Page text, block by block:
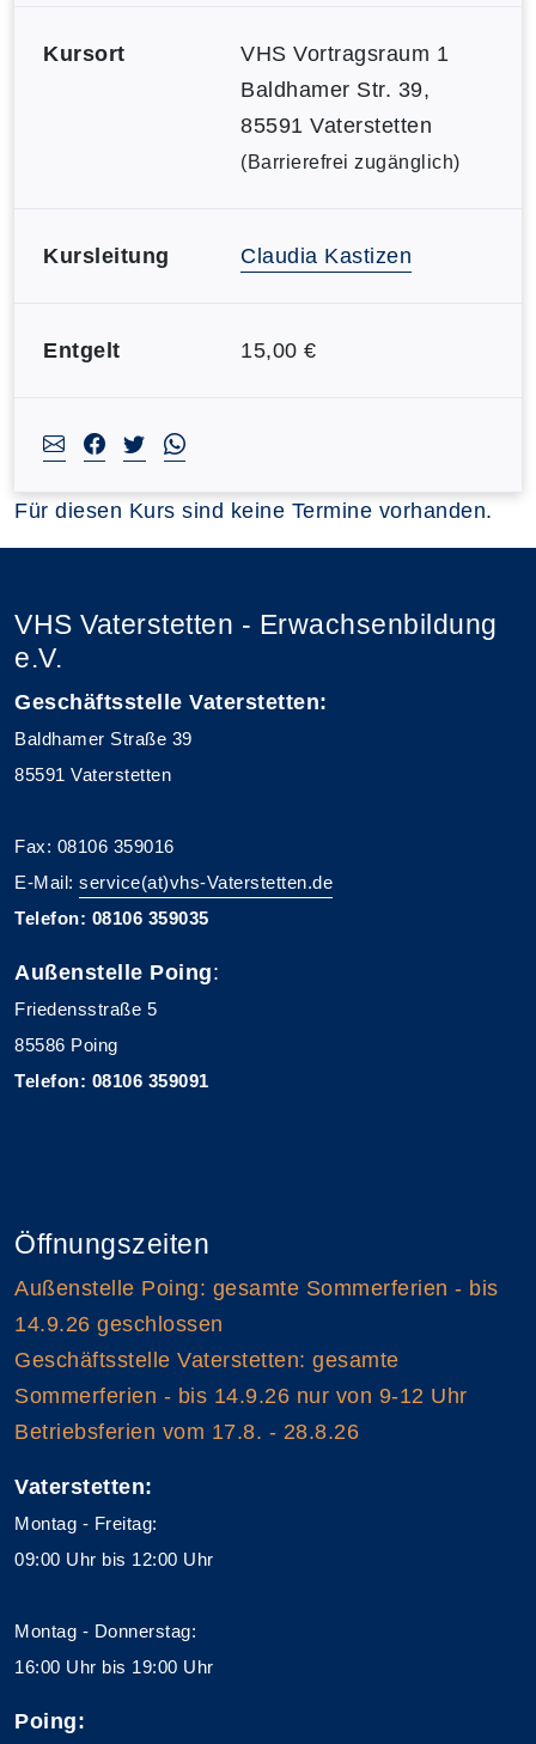
Kursort
VHS Vortragsraum 1
Baldhamer Str. 39,
85591 Vaterstetten
(Barrierefrei zugänglich)
Kursleitung Claudia Kastizen
Entgelt 15,00 €
Für diesen Kurs sind keine Termine vorhanden.
VHS Vaterstetten - Erwachsenbildung
e.V.
Geschäftsstelle Vaterstetten:
Baldhamer Straße 39
85591 Vaterstetten
Fax: 08106 359016
E-Mail: service(at)vhs-Vaterstetten.de
Telefon: 08106 359035
Außenstelle Poing:
Friedensstraße 5
85586 Poing
Telefon: 08106 359091
Öffnungszeiten
Außenstelle Poing: gesamte Sommerferien - bis
14.9.26 geschlossen
Geschäftsstelle Vaterstetten: gesamte
Sommerferien - bis 14.9.26 nur von 9-12 Uhr
Betriebsferien vom 17.8. - 28.8.26
Vaterstetten:
Montag - Freitag:
09:00 Uhr bis 12:00 Uhr
Montag - Donnerstag:
16:00 Uhr bis 19:00 Uhr
Poing: